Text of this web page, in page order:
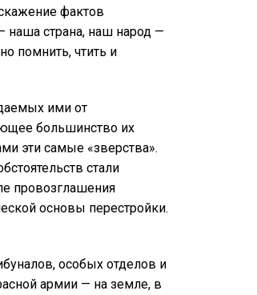
фактов
наша страна, наш народ —
помнить, чтить и
ими от
большинство их
эти самые «зверства».
стали
провозглашения
основы перестройки.
особых отделов и
армии — на земле, в